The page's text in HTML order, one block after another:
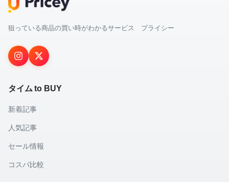
狙っている商品の買い時がわかるサービス プライシー
タイム to BUY
新着記事
人気記事
セール情報
コスパ比較